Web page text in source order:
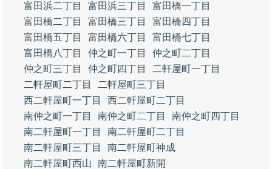
富田浜二丁目
富田浜三丁目
富田橋一丁目
富田橋二丁目
富田橋三丁目
富田橋四丁目
富田橋五丁目
富田橋六丁目
富田橋七丁目
富田橋八丁目
仲之町一丁目
仲之町二丁目
仲之町三丁目
仲之町四丁目
二軒屋町一丁目
二軒屋町二丁目
二軒屋町三丁目
西二軒屋町一丁目
西二軒屋町二丁目
南仲之町一丁目
南仲之町二丁目
南仲之町四丁目
南二軒屋町一丁目
南二軒屋町二丁目
南二軒屋町三丁目
南二軒屋町神成
南二軒屋町西山
南二軒屋町新開